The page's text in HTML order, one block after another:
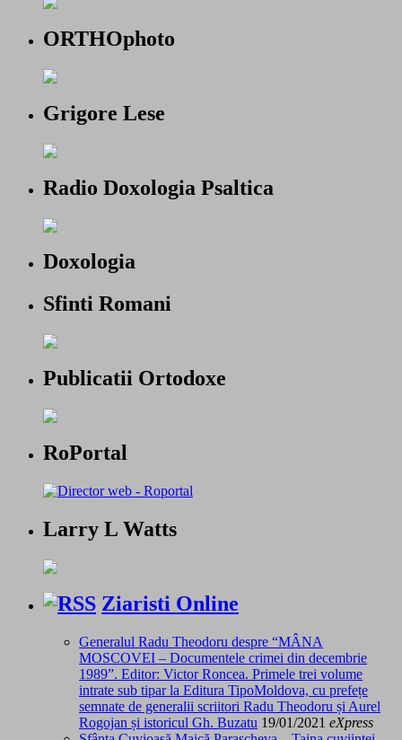
ORTHOphoto
Grigore Lese
Radio Doxologia Psaltica
Doxologia
Sfinti Romani
Publicatii Ortodoxe
RoPortal
Larry L Watts
Ziaristi Online
Generalul Radu Theodoru despre “MÂNA
MOSCOVEI – Documentele crimei din decembrie
1989”. Editor: Victor Roncea. Primele trei volume
intrate sub tipar la Editura TipoMoldova, cu prefețe
semnate de generalii scriitori Radu Theodoru și Aurel
Rogojan și istoricul Gh. Buzatu 19/01/2021 eXpress